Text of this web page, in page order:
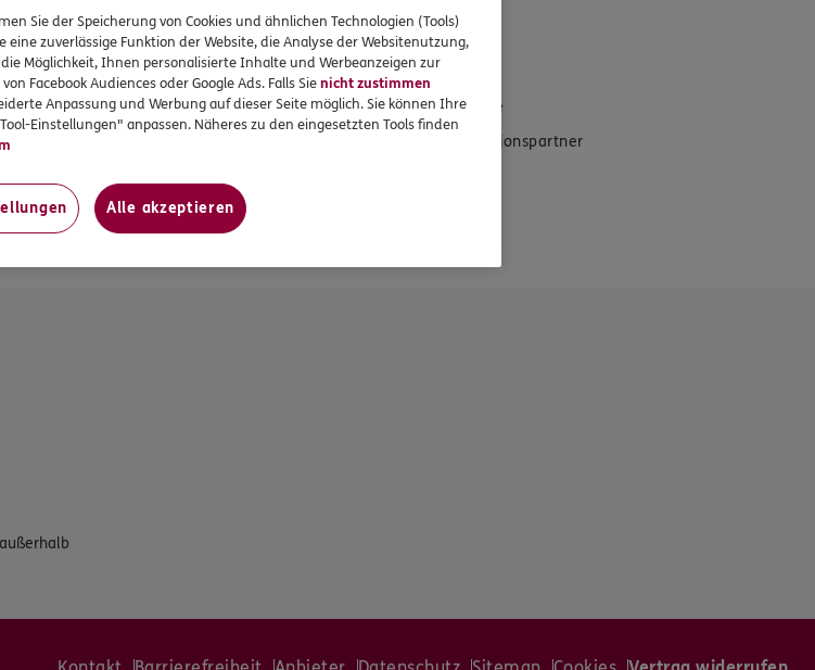
Das könnte Sie auch interessieren
Unsere Agentur
Standorte
Kooperationspartner
Sie der Speicherung von Cookies und ähnlichen Technologien (Tools)
zuverlässige Funktion der Website, die Analyse der Websitenutzung,
Möglichkeit, Ihnen personalisierte Inhalte und Werbeanzeigen zur
Facebook Audiences oder Google Ads. Falls Sienicht zustimmen
Anpassung und Werbung auf dieser Seite möglich. Sie können Ihre
Einstellungen" anpassen. Näheres zu den eingesetzten Tools finden
Alle akzeptieren